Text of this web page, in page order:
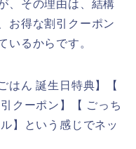
、その理由は、結構
お得な割引クーポン
いるからです。
はん 誕生日特典】【
クーポン】【 ごっち
】という感じでネッ